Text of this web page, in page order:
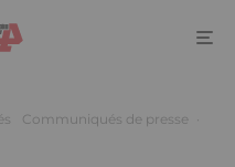
Communiqués de presse ·